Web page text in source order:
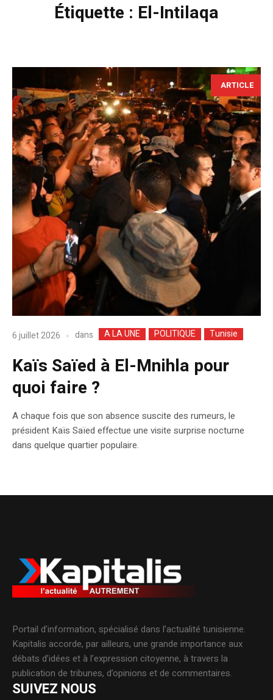
Étiquette : El-Intilaqa
ARTICLE
6 juillet 2026 dans A LA UNE POLITIQUE Tunisie
Kaïs Saïed à El-Mnihla pour
quoi faire ?
A chaque fois que son absence suscite des rumeurs, le
président Kaïs Saïed effectue une visite surprise nocturne
dans quelque quartier populaire.
Portail d’information, spécialisé dans l’actualité tunisienne.
Kapitalis accorde, par ailleurs, une grande importance aux
débats d’idées et à l’expression citoyenne, à travers la
publication de tribunes, d’opinions et de commentaires.
SUIVEZ NOUS